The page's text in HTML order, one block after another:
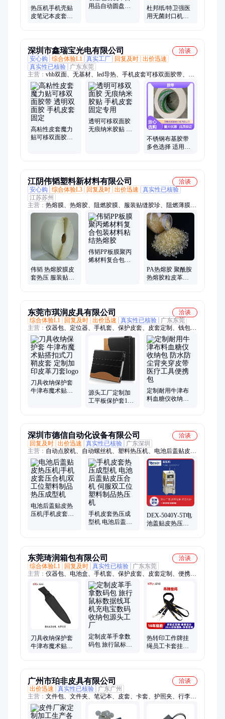
热压机手机壳贴
皮笔记本皮套多
用品自动圆盘热
杜邦纸/特卫强医
用无菌封口机医
深圳市鑫瑞宝光电有限公司
洽谈
安心购
综合体验L1 真实工厂 回复及时 出价迅速
真实性已核验
广东东莞
主营： vhb双面、无基材、led导热、手机皮套可移双面胶带、硅
胶垫、pet胶带、牛皮纸、泡棉胶、导热胶、导水条、vhb胶带、
麦拉片、无纺布、铁氟龙、美纹纸
高粘性皮套魔力
贴可移双面胶带
透明可移双面胶
无痕纳米胶贴 手
不锈钢布基胶带
多色选择 适用于
江阴伟韬塑料新材料有限公司
洽谈
安心购
综合体验L3 回复及时 出价迅速
真实性已核验
江苏苏州
主营： 热熔膜、热熔胶、阻燃胶膜、服装贴缝胶珍、阻燃薄膜、
TPU胶膜、PP胶膜、PA热熔胶膜、PES胶膜、聚酯胶膜、无基材
胶膜、服装胶膜、泼水布胶膜、金属板胶膜
伟韬 热熔胶膜皮
套热压 服装贴缝
伟韬PP板膜聚丙
烯材料复合包装
PA热熔胶 聚酰胺
热熔胶粒皮革包
东莞市琪润皮具有限公司
洽谈
综合体验L1
回复及时 出价迅速 真实性已核验
广东东莞
主营： 仪器包、定位器、手机套、保护皮套、皮套定制、钱包皮
套、键盘皮套、硬盘包、垃圾袋、收纳盒、测试仪、心率仪、探
伤仪、护笔槽、收纳包、对讲机、血糖仪、拉链包、卡片套、平
板套、测距仪、证件套、保护套、训犬腰包、斜挎小包
刀具收纳保护套
牛津布魔术贴搭
源头工厂定制加
工平板保护套10
定制耐用牛津布
料血糖仪收纳包
深圳市德信自动化设备有限公司
洽谈
回复及时 出价迅速 真实性已核验
广东深圳
主营： 自动点胶机、自动螺丝机、塑料热压机、电池后盖贴皮热
压机、塑料压合机、塑料热铆机
电池后盖贴皮热
压机|手机皮套压
手机皮套热压成
型机 电池后盖贴
DEX-5040Y-5T电
池盖贴皮热压机
东莞琦润箱包有限公司
洽谈
综合体验L1
回复及时 真实性已核验
广东东莞
主营： 仪器包、电池盒、手机套、保护皮套、皮套定制、便携皮
套、钱包皮套、分配器、硬盘包、检测仪、垃圾袋、收纳盒、测
试仪、心率仪、内胆包、对讲机、定位器、空洞仪、收纳包、卡
片套、平板套、保护套、打印机包、训犬腰包、斜挎小包
刀具收纳保护套
牛津布魔术贴搭
定制皮革手拿数
码包 旅行鼠标数
热转印工作牌挂
绳员工卡套挂绳
广州市珀非皮具有限公司
洽谈
出价迅速
真实性已核验
广东广州
主营： 文件包、文件夹、笔记本、皮套、卡套、护照夹、行李
牌、证件套、卡包、零钱包、拉链包、笔袋、弹出式卡盒、皮革
钥匙扣、钱包、杯垫、桌垫、皮镜、纸巾盒、托盘、菜单夹、收